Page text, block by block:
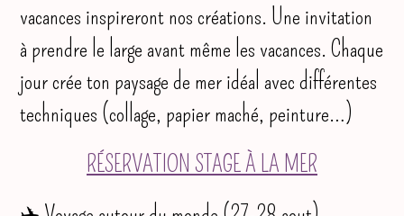
vacances inspireront nos créations. Une invitation
à prendre le large avant même les vacances. Chaque
jour crée ton paysage de mer idéal avec différentes
techniques (collage, papier maché, peinture…)
RÉSERVATION STAGE À LA MER